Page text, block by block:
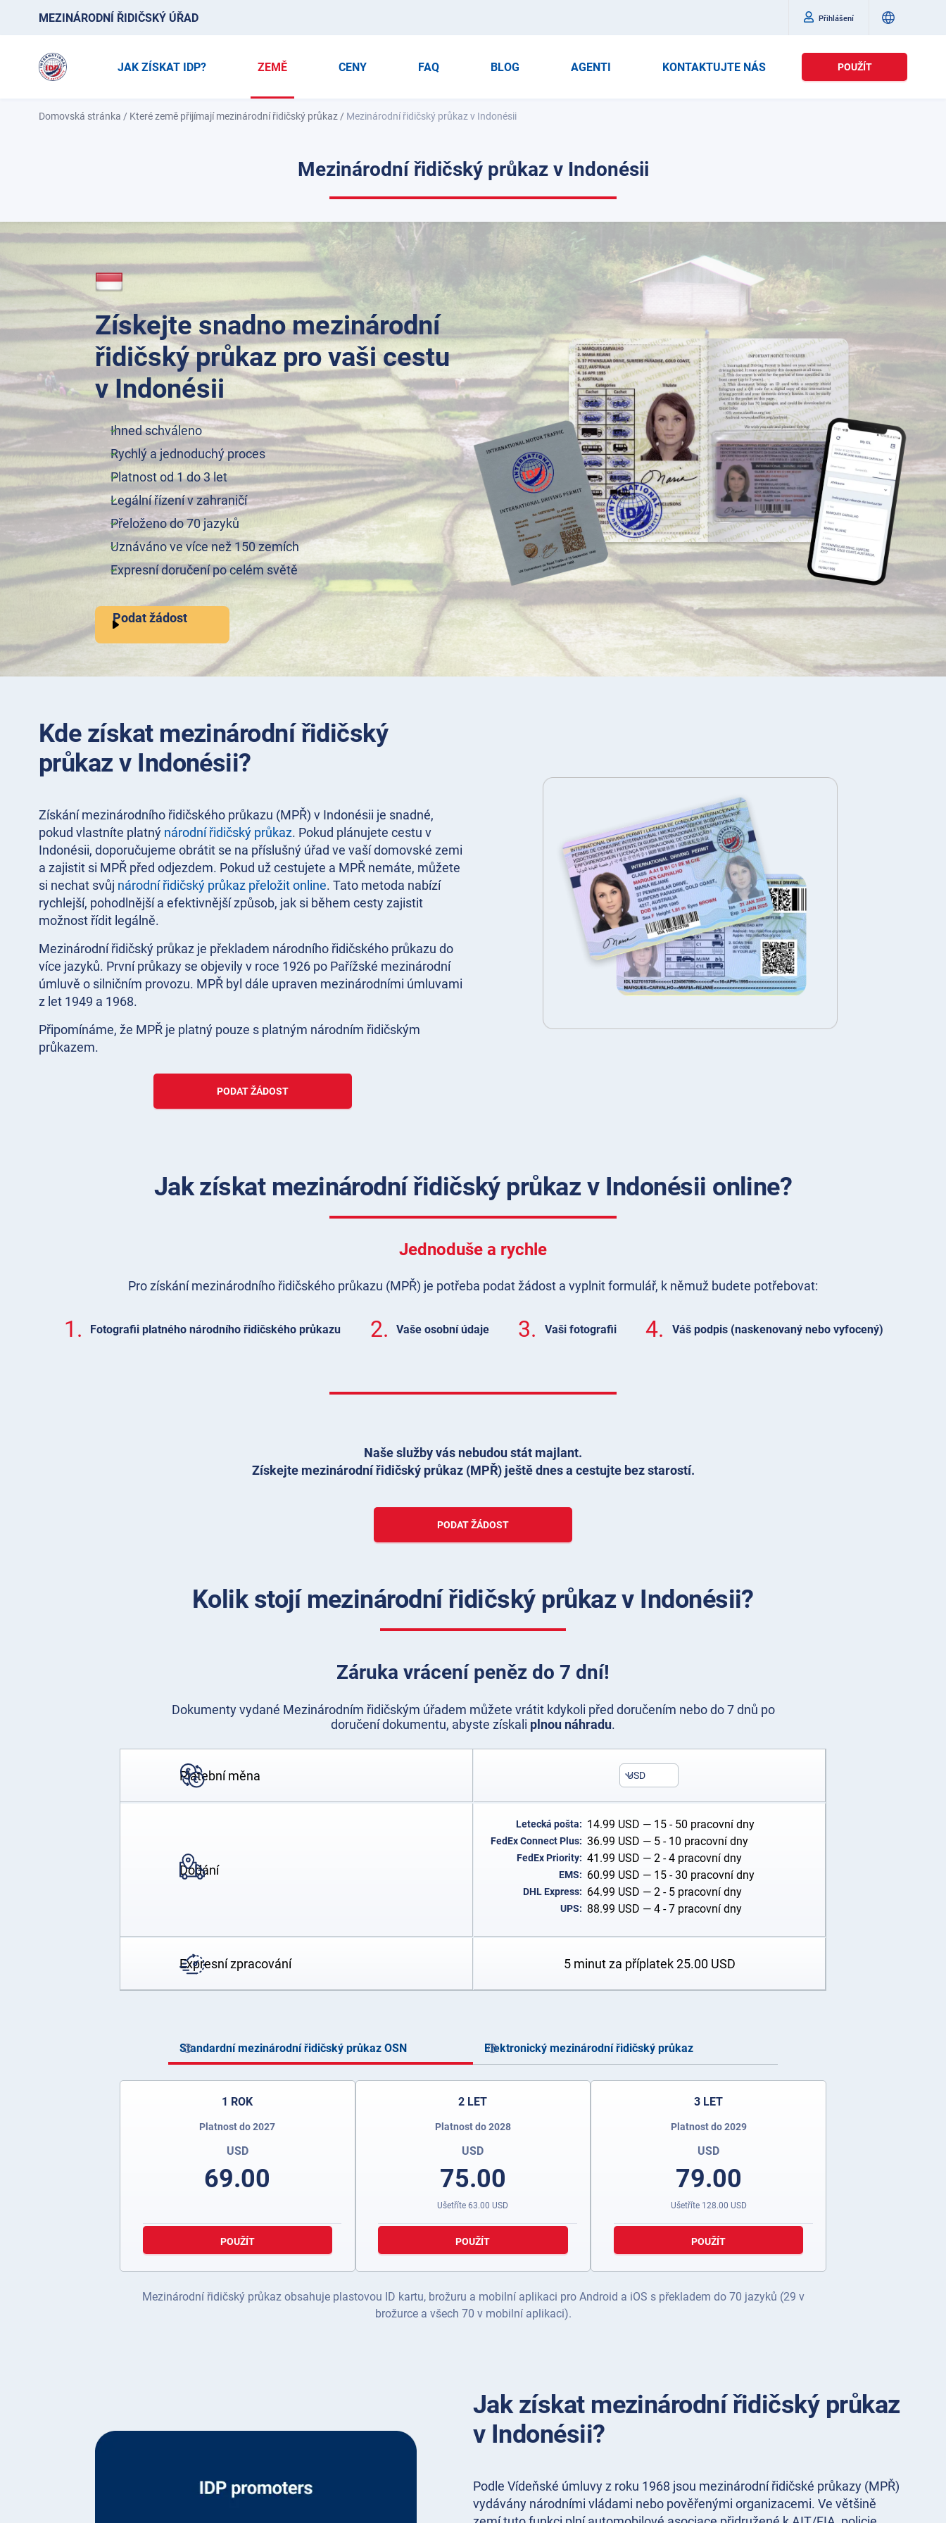
MEZINÁRODNÍ ŘIDIČSKÝ ÚŘAD Přihlášení
JAK ZÍSKAT IDP? ZEMĚ CENY FAQ BLOG AGENTI KONTAKTUJTE NÁS POUŽÍT
Domovská stránka / Které země přijímají mezinárodní řidičský průkaz / Mezinárodní řidičský průkaz v Indonésii
Mezinárodní řidičský průkaz v Indonésii
Získejte snadno mezinárodní
řidičský průkaz pro vaši cestu
v Indonésii
Ihned schváleno
Rychlý a jednoduchý proces
Platnost od 1 do 3 let
Legální řízení v zahraničí
Přeloženo do 70 jazyků
Uznáváno ve více než 150 zemích
Expresní doručení po celém světě
Podat žádost
Kde získat mezinárodní řidičský
průkaz v Indonésii?
Získání mezinárodního řidičského průkazu (MPŘ) v Indonésii je snadné,
pokud vlastníte platný národní řidičský průkaz. Pokud plánujete cestu v
Indonésii, doporučujeme obrátit se na příslušný úřad ve vaší domovské zemi
a zajistit si MPŘ před odjezdem. Pokud už cestujete a MPŘ nemáte, můžete
si nechat svůj národní řidičský průkaz přeložit online. Tato metoda nabízí
rychlejší, pohodlnější a efektivnější způsob, jak si během cesty zajistit
možnost řídit legálně.
Mezinárodní řidičský průkaz je překladem národního řidičského průkazu do
více jazyků. První průkazy se objevily v roce 1926 po Pařížské mezinárodní
úmluvě o silničním provozu. MPŘ byl dále upraven mezinárodními úmluvami
z let 1949 a 1968.
Připomínáme, že MPŘ je platný pouze s platným národním řidičským
průkazem.
PODAT ŽÁDOST
Jak získat mezinárodní řidičský průkaz v Indonésii online?
Jednoduše a rychle
Pro získání mezinárodního řidičského průkazu (MPŘ) je potřeba podat žádost a vyplnit formulář, k němuž budete potřebovat:
1. Fotografii platného národního řidičského průkazu 2. Vaše osobní údaje 3. Vaši fotografii 4. Váš podpis (naskenovaný nebo vyfocený)
Naše služby vás nebudou stát majlant.
Získejte mezinárodní řidičský průkaz (MPŘ) ještě dnes a cestujte bez starostí.
PODAT ŽÁDOST
Kolik stojí mezinárodní řidičský průkaz v Indonésii?
Záruka vrácení peněz do 7 dní!
Dokumenty vydané Mezinárodním řidičským úřadem můžete vrátit kdykoli před doručením nebo do 7 dnů po
doručení dokumentu, abyste získali plnou náhradu.
Platební měna USD
Dodání
Letecká pošta: 14.99 USD — 15 - 50 pracovní dny
FedEx Connect Plus: 36.99 USD — 5 - 10 pracovní dny
FedEx Priority: 41.99 USD — 2 - 4 pracovní dny
EMS: 60.99 USD — 15 - 30 pracovní dny
DHL Express: 64.99 USD — 2 - 5 pracovní dny
UPS: 88.99 USD — 4 - 7 pracovní dny
Expresní zpracování 5 minut za příplatek25.00 USD
Standardní mezinárodní řidičský průkaz OSN Elektronický mezinárodní řidičský průkaz
1 ROK
Platnost do 2027
USD
69.00
POUŽÍT
2 LET
Platnost do 2028
USD
75.00
Ušetříte63.00 USD
POUŽÍT
3 LET
Platnost do 2029
USD
79.00
Ušetříte 128.00 USD
POUŽÍT
Mezinárodní řidičský průkaz obsahuje plastovou ID kartu, brožuru a mobilní aplikaci pro Android a iOS s překladem do 70 jazyků (29 v
brožurce a všech 70 v mobilní aplikaci).
Jak získat mezinárodní řidičský průkaz
v Indonésii?
Podle Vídeňské úmluvy z roku 1968 jsou mezinárodní řidičské průkazy (MPŘ)
vydávány národními vládami nebo pověřenými organizacemi. Ve většině